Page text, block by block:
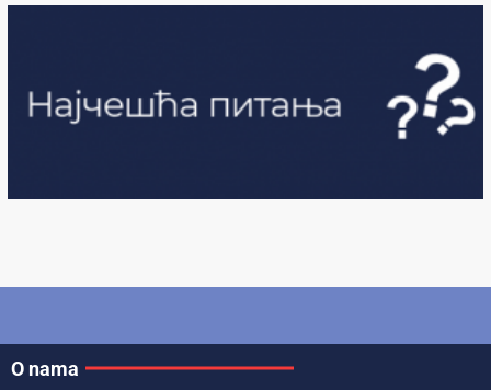
O nama